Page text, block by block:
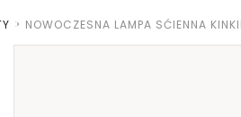
> NOWOCZESNA LAMPA SĆIENNA